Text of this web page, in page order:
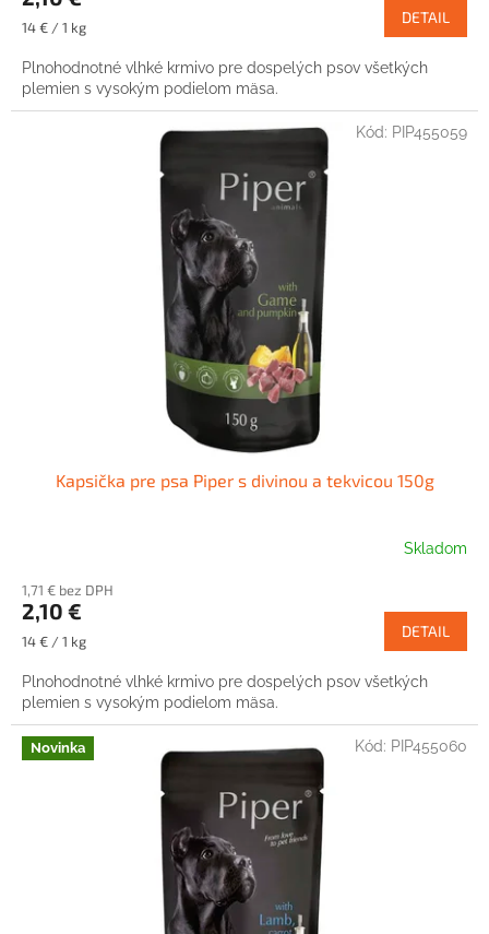
Jednotková
14 € / 1 kg
DETAIL
Plnohodnotné vlhké krmivo pre dospelých psov všetkých
plemien s vysokým podielom mäsa.
Kapsička pre psa Piper s divinou a tekvicou 150g
Skladom
1,71 € bez DPH
2,10 €
Jednotková
14 € / 1 kg
DETAIL
Plnohodnotné vlhké krmivo pre dospelých psov všetkých
plemien s vysokým podielom mäsa.
Kód: PIP455059
Novinka Kód: PIP455060